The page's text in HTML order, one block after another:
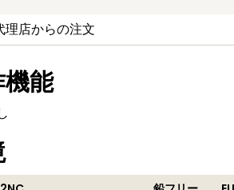
理店からの注文
能